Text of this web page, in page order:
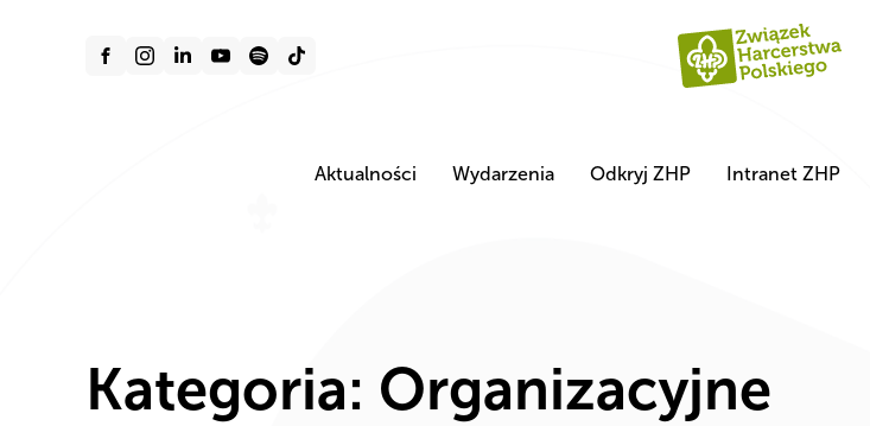
Aktualności Wydarzenia Odkryj ZHP Intranet ZHP
Kategoria: Organizacyjne